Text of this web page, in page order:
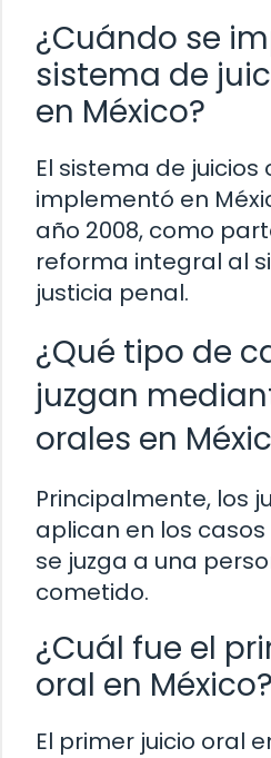
¿Cuándo se
sistema de
en México?
El sistema de juicios
implementó en
año 2008, como
reforma integral al
justicia penal.
¿Qué tipo de
juzgan
orales en
Principalmente, los
aplican en los
se juzga a una
cometido.
¿Cuál fue el
oral en México?
El primer juicio oral